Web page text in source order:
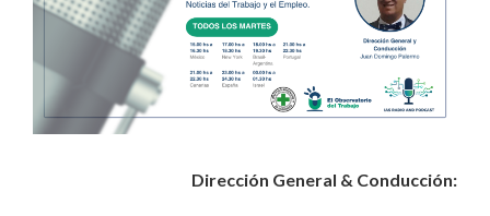
Dirección General & Conducción: